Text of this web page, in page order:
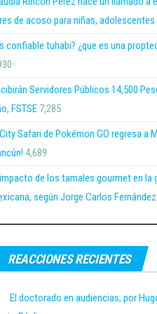
de acoso para niñas, adolescentes
confiable tuhabi? ¿que es una
Servidores Públicos 14,500
FSTSE 7,285
Safari de Pokémon GO regresa a
4,689
de los tamales gourmet en la
según Jorge Carlos
REACCIONES RECIENTES
El doctorado en audiencias, por